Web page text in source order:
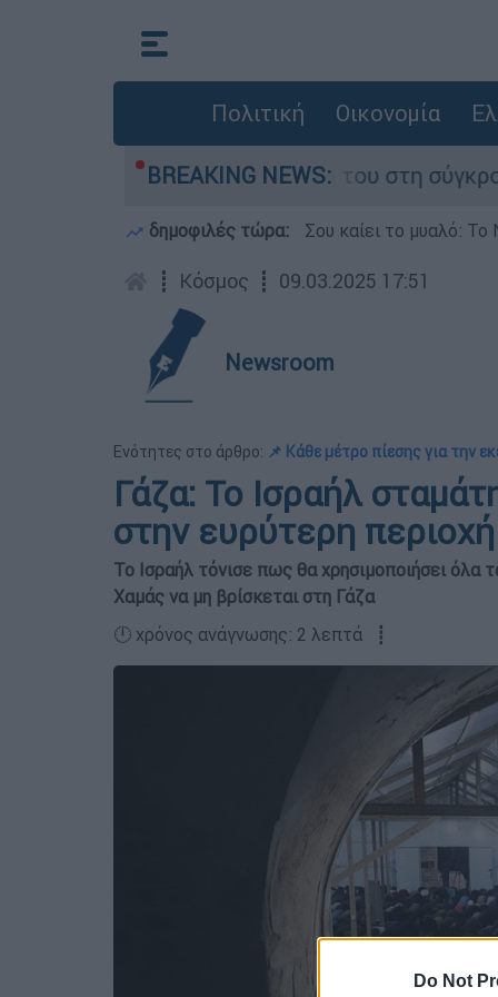
Do Not
Πολιτική Οικονομία
BREAKING NEWS:
που έχασε τη ζωή του στη σύγκρουση
δημοφιλές τώρα: Σου καίει το μυαλό:
┋ Κόσμος ┋ 09.03.2025 17:51
Newsroom
Ενότητες στο άρθρο: 📌 Κάθε μέτρο πίεσης για την
Γάζα: Το Ισραήλ
στην ευρύτερη
Το Ισραήλ τόνισε πως θα χρησιμοποιήσει όλα
Χαμάς να μη βρίσκεται στη Γάζα
🕛 χρόνος ανάγνωσης: 2 λεπτά ┋